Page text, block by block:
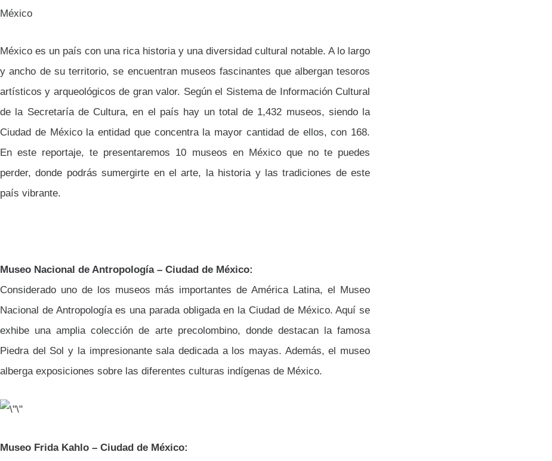
México
México es un país con una rica historia y una diversidad cultural notable. A lo largo
y ancho de su territorio, se encuentran museos fascinantes que albergan tesoros
artísticos y arqueológicos de gran valor. Según el Sistema de Información Cultural
de la Secretaría de Cultura, en el país hay un total de 1,432 museos, siendo la
Ciudad de México la entidad que concentra la mayor cantidad de ellos, con 168.
En este reportaje, te presentaremos 10 museos en México que no te puedes
perder, donde podrás sumergirte en el arte, la historia y las tradiciones de este
país vibrante.
Museo Nacional de Antropología – Ciudad de México:
Considerado uno de los museos más importantes de América Latina, el Museo
Nacional de Antropología es una parada obligada en la Ciudad de México. Aquí se
exhibe una amplia colección de arte precolombino, donde destacan la famosa
Piedra del Sol y la impresionante sala dedicada a los mayas. Además, el museo
alberga exposiciones sobre las diferentes culturas indígenas de México.
Museo Frida Kahlo – Ciudad de México: